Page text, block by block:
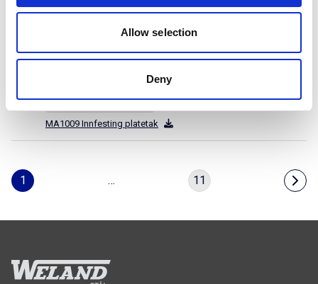
Allow selection
Deny
MA1008 Festeplate
Monteringsanvisning
MA1009 Innfesting platetak
1 … 11